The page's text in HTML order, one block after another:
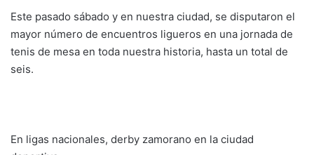
k
o
k
p
Este pasado sábado y en nuestra ciudad, se disputaron el
mayor número de encuentros ligueros en una jornada de
tenis de mesa en toda nuestra historia, hasta un total de
seis.
En ligas nacionales, derby zamorano en la ciudad